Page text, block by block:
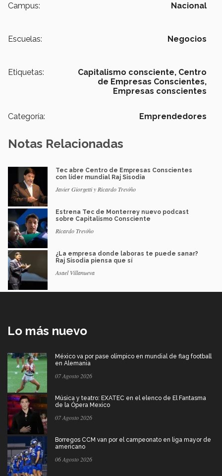
Campus: Nacional
Escuelas: Negocios
Etiquetas: Capitalismo consciente, Centro
de Empresas Conscientes,
Empresas conscientes
Categoría: Emprendedores
Notas Relacionadas
Tec abre Centro de Empresas Conscientes
con líder mundial Raj Sisodia
Javier Giorgetti y Ricardo Treviño
Estrena Tec de Monterrey nuevo podcast
sobre Capitalismo Consciente
Ricardo Treviño
¿La empresa donde laboras te puede sanar?
Raj Sisodia piensa que sí
Asael Villanueva
Lo más nuevo
México va por pase olímpico en mundial de flag football
en Alemania
07 Agosto 2026
Música y teatro: EXATEC en el elenco de El Fantasma
de la Ópera Mexico
07 Agosto 2026
Borregos CCM van por el campeonato en liga mayor de
americano
06 Agosto 2026